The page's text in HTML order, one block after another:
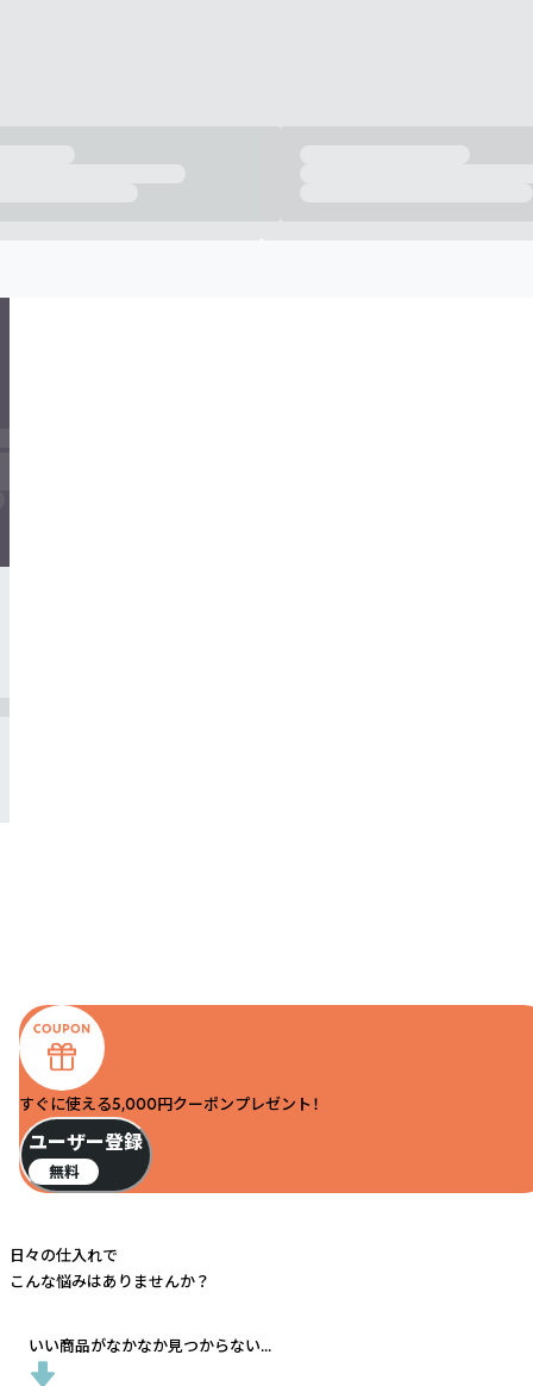
すぐに使える5,000円クーポンプレゼント！
ユーザー登録
無料
日々の仕入れで
こんな悩みはありませんか？
いい商品がなかなか見つからない...